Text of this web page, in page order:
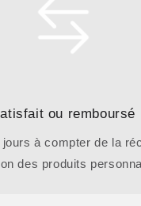
ou remboursé
jours à compter de la
des produits